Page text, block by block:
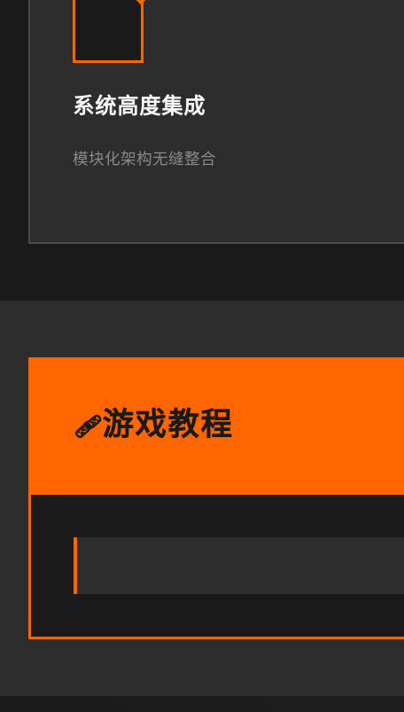
系统高度集成
模块化架构无缝整合
🩹游戏教程